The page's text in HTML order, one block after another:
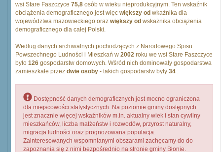
wsi Stare Faszczyce 75,8 osób w wieku nieprodukcyjnym. Ten wskaźnik
obciążenia demograficznego jest więc większy od wkażnika dla
województwa mazowieckiego oraz większy od wskażnika obciążenia
demograficznego dla całej Polski.
Według danych archiwalnych pochodzących z Narodowego Spisu
Powszechnego Ludności i Mieszkań w 2002 roku we wsi Stare Faszczyce
było 126 gospodarstw domowych. Wśród nich dominowały gospodarstwa
zamieszkałe przez dwie osoby - takich gospodarstw były 34 .
Dostępność danych demograficznych jest mocno ograniczona
dla miejscowości statystycznych. Na poziomie gminy dostępnych
jest znacznie więcej wskaźników m.in. aktualny wiek i stan cywilny
mieszkańców, liczba małżeństw i rozwodów, przyrost naturalny,
migracja ludności oraz prognozowana populacja.
Zainteresowanych wspomnianymi obszarami zachęcamy do do
zapoznania się z nimi bezpośrednio na stronie gminy Błonie.